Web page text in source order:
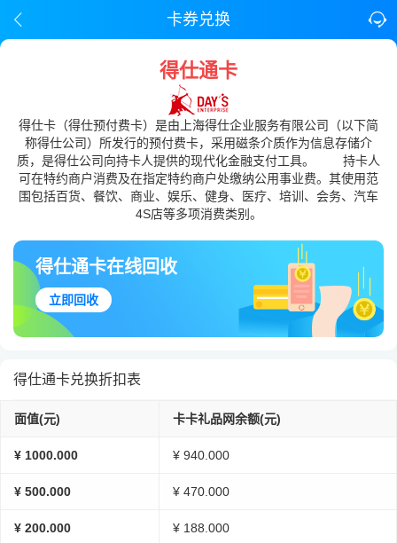
卡券兑换
得仕通卡
得仕卡（得仕预付费卡）是由上海得仕企业服务有限公司（以下简
称得仕公司）所发行的预付费卡，采用磁条介质作为信息存储介
质，是得仕公司向持卡人提供的现代化金融支付工具。 持卡人
可在特约商户消费及在指定特约商户处缴纳公用事业费。其使用范
围包括百货、餐饮、商业、娱乐、健身、医疗、培训、会务、汽车
4S店等多项消费类别。
得仕通卡在线回收
立即回收
得仕通卡兑换折扣表
面值(元) 卡卡礼品网余额(元)
¥ 1000.000 ¥ 940.000
¥ 500.000 ¥ 470.000
¥ 200.000 ¥ 188.000